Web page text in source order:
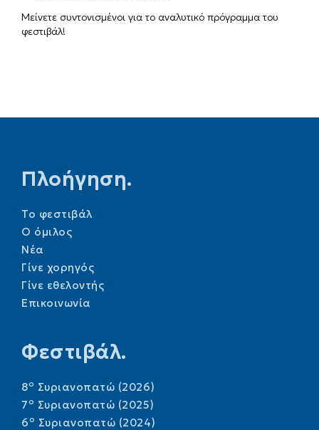
Μείνετε συντονισμένοι για το αναλυτικό πρόγραμμα του
φεστιβάλ!
Πλοήγηση.
Το φεστιβάλ
Ο όμιλος
Νέα
Γίνε χορηγός
Γίνε εθελοντής
Επικοινωνία
Φεστιβάλ.
8o Συριανοπατώ (2026)
7o Συριανοπατώ (2025)
6o Συριανοπατώ (2024)